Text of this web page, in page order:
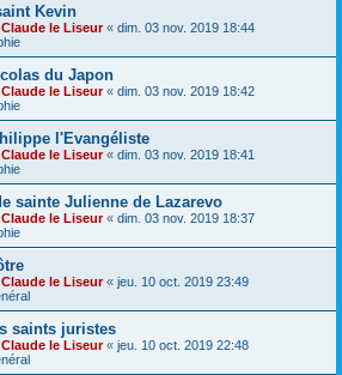
Kevin
Claude le Liseur« dim. 03 nov. 2019 18:44
du Japon
Claude le Liseur« dim. 03 nov. 2019 18:42
l'Evangéliste
Claude le Liseur« dim. 03 nov. 2019 18:41
sainte Julienne de Lazarevo
Claude le Liseur« dim. 03 nov. 2019 18:37
Claude le Liseur« jeu. 10 oct. 2019 23:49
saints juristes
Claude le Liseur« jeu. 10 oct. 2019 22:48